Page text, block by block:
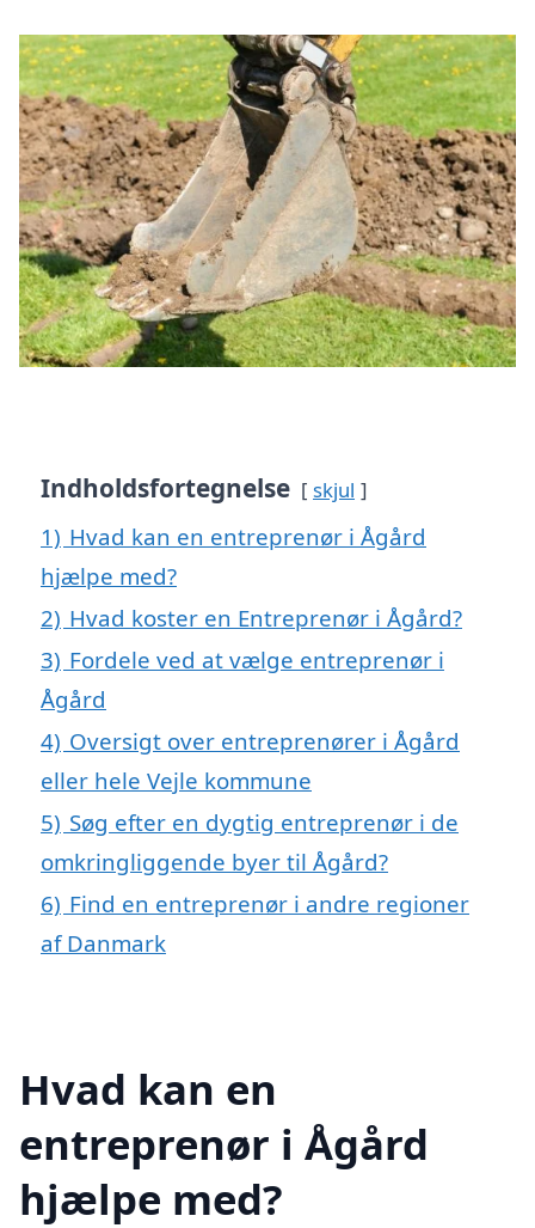
Indholdsfortegnelse skjul
1) Hvad kan en entreprenør i Ågård
hjælpe med?
2) Hvad koster en Entreprenør i Ågård?
3) Fordele ved at vælge entreprenør i
Ågård
4) Oversigt over entreprenører i Ågård
eller hele Vejle kommune
5) Søg efter en dygtig entreprenør i de
omkringliggende byer til Ågård?
6) Find en entreprenør i andre regioner
af Danmark
Hvad kan en
entreprenør i Ågård
hjælpe med?